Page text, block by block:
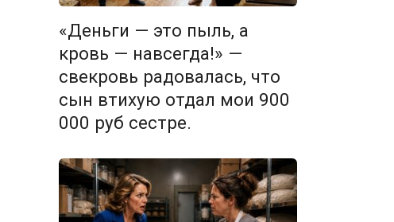
«Деньги — это пыль, а
кровь — навсегда!» —
свекровь радовалась, что
сын втихую отдал мои 900
000 руб сестре.